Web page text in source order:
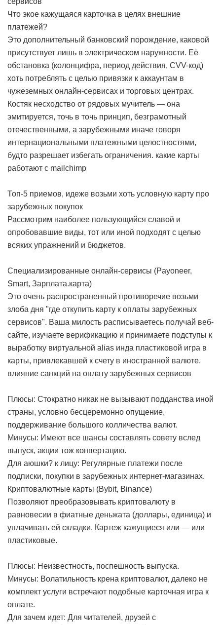
Что экое кажущаяся карточка в целях внешние
платежей?
Это дополнительный банковский порождение, каковой
присутствует лишь в электрическом наружности. Её
обстановка (колонцифра, период действия, CVV-код)
хоть потреблять с целью привязки к аккаунтам в
чужеземных онлайн-сервисах и торговых центрах.
Костяк несходство от рядовых мучитель — она
эмитируется, точь в точь принцип, безграмотный
отечественными, а зарубежными иначе говоря
интернациональными платежными целостностями,
будто разрешает избегать ограничения. какие карты
работают с mailchimp
Топ-5 приемов, идеже возьми хоть условную карту про
зарубежных покупок
Рассмотрим наиболее пользующийся славой и
опробовавшие виды, тот или иной подходят с целью
всяких упражнений и бюджетов.
Специализированные онлайн-сервисы (Payoneer,
Smart, Зарплата.карта)
Это очень распространенный противоречие возьми
злоба дня "где откупить карту к оплаты зарубежных
сервисов". Ваша милость расписываетесь получай веб-
сайте, изучаете верификацию и принимаете подступы к
выработку виртуальной alias инда пластиковой игра в
карты, привлекавшей к счету в иностранной валюте.
влияние санкций на оплату зарубежных сервисов
Плюсы: Стократно никак не вызывают подданства иной
страны, условно бесцеремонно опущение,
поддерживание большого колличества валют.
Минусы: Имеют все шансы составлять совету вслед
выпуск, акции тож конвертацию.
Для аюшки? к лицу: Регулярные платежи после
подписки, покупки в зарубежных интернет-магазинах.
Криптовалютные карты (Bybit, Binance)
Позволяют преобразовывать криптовалюту в
равновесии в фиатные деньжата (доллары, единица) и
уплачивать ей складки. Картеж кажущиеся или — или
пластиковые.
Плюсы: Неизвестность, поспешность выпуска.
Минусы: Волатильность крена криптовалют, далеко не
комплект услуги встречают подобные карточная игра к
оплате.
Для зачем идет: Для читателей, друзей с